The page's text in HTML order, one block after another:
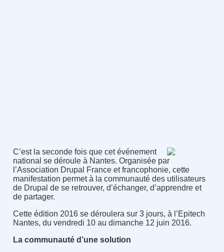
C’est la seconde fois que cet événement
national se déroule à Nantes. Organisée par
l’Association Drupal France et francophonie, cette
manifestation permet à la communauté des utilisateurs
de Drupal de se retrouver, d’échanger, d’apprendre et
de partager.
Cette édition 2016 se déroulera sur 3 jours, à l’Epitech
Nantes, du vendredi 10 au dimanche 12 juin 2016.
La communauté d’une solution